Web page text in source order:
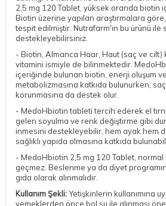
2,5 mg 120 Tablet, yüksek oranda biotin
Biotin üzerine yapılan araştırmalara
tespit edilmiştir. Nutrafarm'ın bu ürünü ile
destekleyebilirsiniz.
- Biotin, Almanca Haar, Haut (saç ve
vitamini ismiyle de bilinmektedir.
içeriğinde bulunan biotin, enerji oluşum ve
metabolizmasına katkıda bulunurken;
korunmasına da destek olur.
- MedoHbiotin tableti tercih ederek el
gelen soyulma ve renk değiştirme gibi
inmesini destekleyebilir, hem ayak hem
sağlıklı yapıda olmasına katkıda
- MedoHbiotin 2,5 mg 120 Tablet,
geçmez. Beslenme ya da diyet
gıda olarak alınmalıdır.
Kullanım Şekli:Yetişkinlerin kullanımına
yemeklerden önce bol su ile alınması